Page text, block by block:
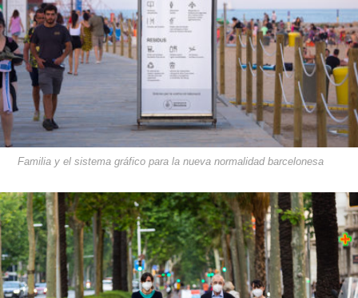
Familia y el sistema gráfico para la nueva normalidad barcelonesa